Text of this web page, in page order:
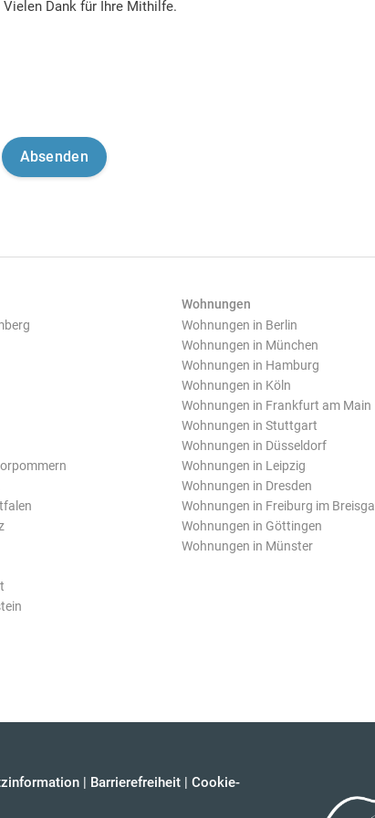
Vielen Dank für Ihre Mithilfe.
Wohnungen
Wohnungen in Berlin
Wohnungen in München
Wohnungen in Hamburg
Wohnungen in Köln
Wohnungen in Frankfurt am Main
Wohnungen in Stuttgart
Wohnungen in Düsseldorf
Wohnungen in Leipzig
Wohnungen in Dresden
Wohnungen in Freiburg im
Wohnungen in Göttingen
Wohnungen in Münster
| Barrierefreiheit | Cookie-